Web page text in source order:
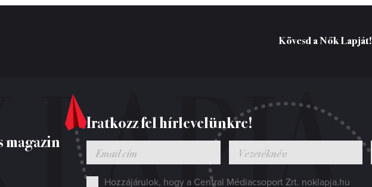
Kövesd a Nők Lapját!
Iratkozz fel hírlevelünkre!
Hozzájárulok, hogy a Central Médiacsoport Zrt. noklapja.hu